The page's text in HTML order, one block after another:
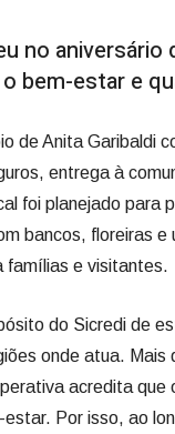
no aniversário
bem-estar e
de Anita Garibaldi
entrega à
foi planejado para
bancos, floreiras
famílias e visitantes.
do Sicredi de
onde atua. Mais
acredita
Por isso, ao